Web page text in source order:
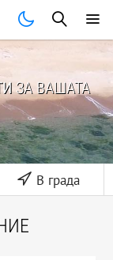
ЗА ВАШАТА
В града